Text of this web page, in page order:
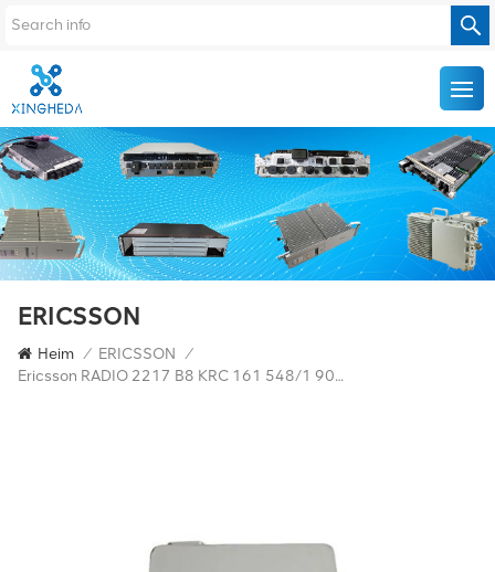
ERICSSON
Heim / ERICSSON /
Ericsson RADIO 2217 B8 KRC 161 548/1 900 MHz 2x40 W